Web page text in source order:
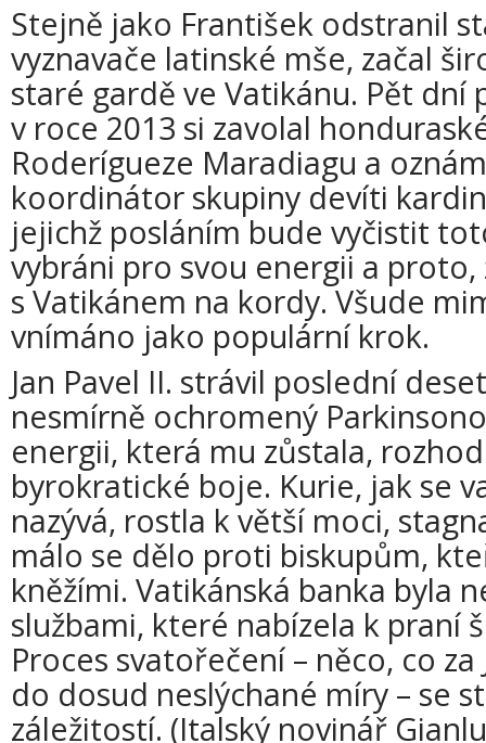
Stejně jako František odstranil
vyznavače latinské mše, začal
staré gardě ve Vatikánu. Pět dní
v roce 2013 si zavolal
Roderígueze Maradiagu a
koordinátor skupiny devíti
jejichž posláním bude vyčistit
vybráni pro svou energii a
s Vatikánem na kordy. Všude
vnímáno jako populární krok.
Jan Pavel II. strávil poslední
nesmírně ochromený
energii, která mu zůstala,
byrokratické boje. Kurie, jak se
nazývá, rostla k větší moci,
málo se dělo proti biskupům,
kněžími. Vatikánská banka byla
službami, které nabízela k praní
Proces svatořečení – něco, co
do dosud neslýchané míry – se
záležitostí. (Italský novinář